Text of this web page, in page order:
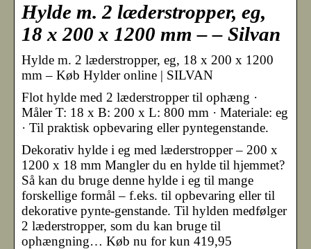
Hylde m. 2 læderstropper, eg,
18 x 200 x 1200 mm – – Silvan
Hylde m. 2 læderstropper, eg, 18 x 200 x 1200
mm – Køb Hylder online | SILVAN
Flot hylde med 2 læderstropper til ophæng ·
Måler T: 18 x B: 200 x L: 800 mm · Materiale: eg
· Til praktisk opbevaring eller pyntegenstande.
Dekorativ hylde i eg med læderstropper – 200 x
1200 x 18 mm Mangler du en hylde til hjemmet?
Så kan du bruge denne hylde i eg til mange
forskellige formål – f.eks. til opbevaring eller til
dekorative pynte-genstande. Til hylden medfølger
2 læderstropper, som du kan bruge til
ophængning… Køb nu for kun 419,95